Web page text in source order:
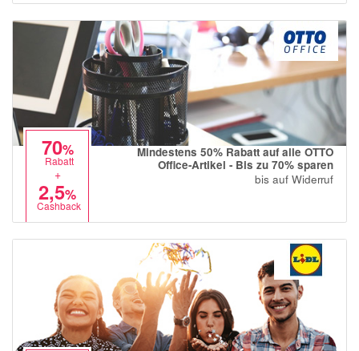
70%
Rabatt
+
2,5%
Cashback
Mindestens 50% Rabatt auf alle OTTO
Office-Artikel - Bis zu 70% sparen
bis auf Widerruf